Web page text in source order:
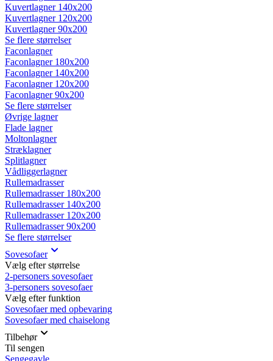
Kuvertlagner 140x200
Kuvertlagner 120x200
Kuvertlagner 90x200
Se flere størrelser
Faconlagner
Faconlagner 180x200
Faconlagner 140x200
Faconlagner 120x200
Faconlagner 90x200
Se flere størrelser
Øvrige lagner
Flade lagner
Moltonlagner
Stræklagner
Splitlagner
Vådliggerlagner
Rullemadrasser
Rullemadrasser 180x200
Rullemadrasser 140x200
Rullemadrasser 120x200
Rullemadrasser 90x200
Se flere størrelser
Sovesofaer
Vælg efter størrelse
2-personers sovesofaer
3-personers sovesofaer
Vælg efter funktion
Sovesofaer med opbevaring
Sovesofaer med chaiselong
Tilbehør
Til sengen
Sengegavle